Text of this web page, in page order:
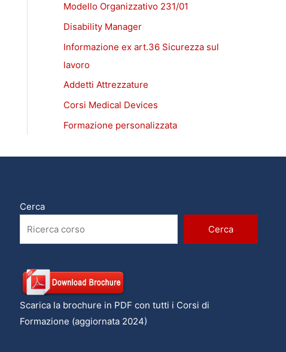
Modello Organizzativo 231/01
Disability Manager
Informazione ex art.36 Sicurezza sul
lavoro
Addetti Attrezzature
Corsi Medical Devices
Formazione personalizzata
Cerca
Cerca
Scarica la brochure in PDF con tutti i Corsi di
Formazione (aggiornata 2024)